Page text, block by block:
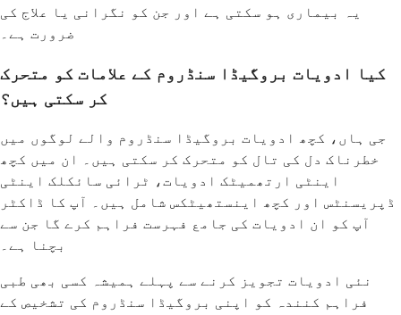
یہ بیماری ہو سکتی ہے اور جن کو نگرانی یا علاج کی
ضرورت ہے۔
کیا ادویات بروگیڈا سنڈروم کے علامات کو متحرک
کر سکتی ہیں؟
جی ہاں، کچھ ادویات بروگیڈا سنڈروم والے لوگوں میں
خطرناک دل کی تال کو متحرک کر سکتی ہیں۔ ان میں کچھ
اینٹی ارتھمیٹک ادویات، ٹرائی سائکلک اینٹی
ڈپریسنٹس اور کچھ اینستھیٹکس شامل ہیں۔ آپ کا ڈاکٹر
آپ کو ان ادویات کی جامع فہرست فراہم کرے گا جن سے
بچنا ہے۔
نئی ادویات تجویز کرنے سے پہلے ہمیشہ کسی بھی طبی
فراہم کنندہ کو اپنی بروگیڈا سنڈروم کی تشخیص کے